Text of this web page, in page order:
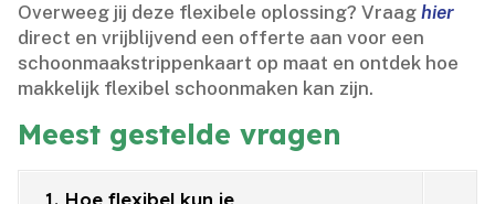
Overweeg jij deze flexibele oplossing? Vraaghier
direct en vrijblijvend een offerte aan voor een
schoonmaakstrippenkaart op maat en ontdek hoe
makkelijk flexibel schoonmaken kan zijn.​
Meest gestelde vragen
1. Hoe flexibel kun je